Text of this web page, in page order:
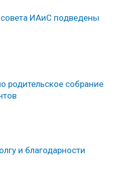
ИАиС подведены
родительское собрание
и благодарности